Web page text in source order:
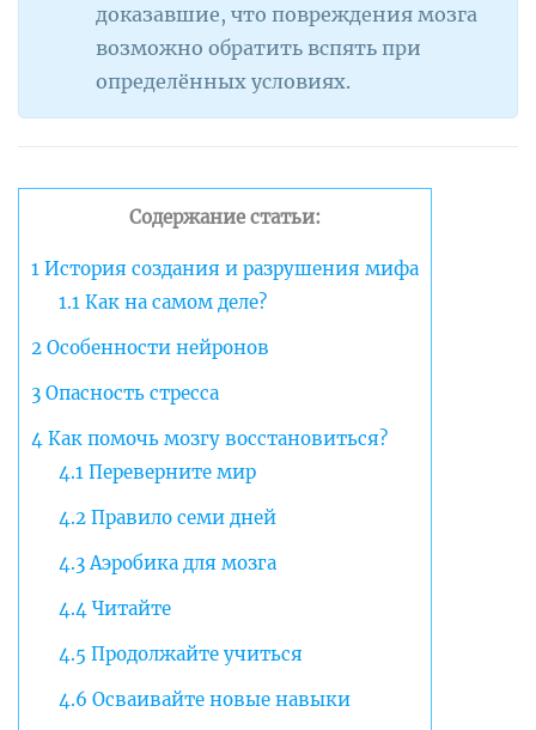
доказавшие, что повреждения мозга
возможно обратить вспять при
определённых условиях.
Содержание статьи:
1 История создания и разрушения мифа
1.1Как на самом деле?
2 Особенности нейронов
3 Опасность стресса
4 Как помочь мозгу восстановиться?
4.1Переверните мир
4.2Правило семи дней
4.3Аэробика для мозга
4.4Читайте
4.5 Продолжайте учиться
4.6 Осваивайте новые навыки